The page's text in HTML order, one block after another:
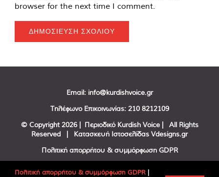
browser for the next time I comment.
Email: info@kurdishvoice.gr
Τηλέφωνο Επικοινωνίας: 210 8212109
© Copyright 2026 | Περιοδικό Kurdish Voice | All Rights
Reserved | Κατασκευή Ιστοσελίδας Vdesigns.gr
Πολιτική απορρήτου & συμμόρφωση GDPR
Πολιτική απορρήτου & συμμόρφωση GDPR |